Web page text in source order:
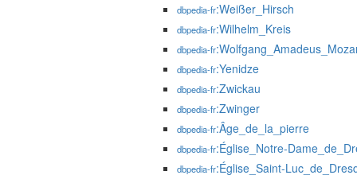
dbpedia-fr:Weißer_Hirsch
dbpedia-fr:Wilhelm_Kreis
dbpedia-fr
dbpedia-fr:Yenidze
dbpedia-fr:Zwickau
dbpedia-fr:Zwinger
dbpedia-fr:Âge_de_la_pierre
dbpedia-fr:Église_Notre-
dbpedia-fr:Église_Saint-